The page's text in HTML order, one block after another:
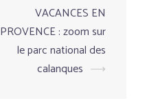
VACANCES EN
PROVENCE : zoom sur
le parc national des
calanques ⟶